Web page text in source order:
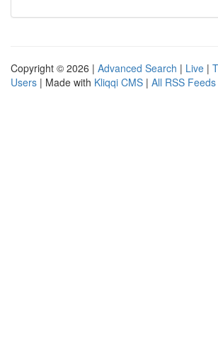
Copyright © 2026 | Advanced Search | Live |
Users | Made with Kliqqi CMS | All RSS Feeds